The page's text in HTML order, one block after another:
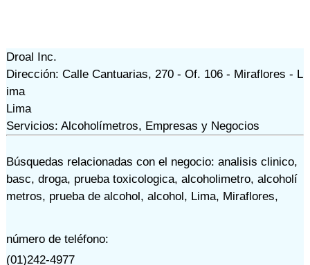
Droal Inc.
Dirección: Calle Cantuarias, 270 - Of. 106 - Miraflores - L
ima
Lima
Servicios: Alcoholímetros, Empresas y Negocios
Búsquedas relacionadas con el negocio: analisis clinico,
basc, droga, prueba toxicologica, alcoholimetro, alcoholí
metros, prueba de alcohol, alcohol, Lima, Miraflores,
número de teléfono:
(01)242-4977